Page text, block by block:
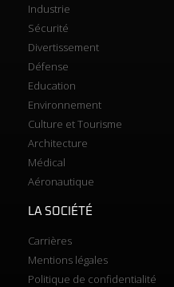
Industrie
Sécurité
Divertissement
Défense
Education
Environnement
Culture et Tourisme
Architecture
Médical
Aéronautique
LA SOCIÉTÉ
Carrières
Mentions légales
Politique de confidentialité